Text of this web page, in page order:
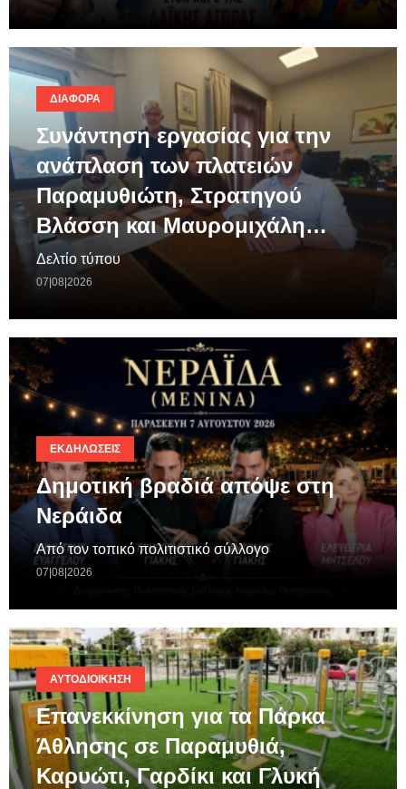
ΔΙΆΦΟΡΑ
Συνάντηση εργασίας για την
ανάπλαση των πλατειών
Παραμυθιώτη, Στρατηγού
Βλάσση και Μαυρομιχάλη…
Δελτίο τύπου
07|08|2026
ΕΚΔΗΛΏΣΕΙΣ
Δημοτική βραδιά απόψε στη
Νεράιδα
Από τον τοπικό πολιτιστικό σύλλογο
07|08|2026
ΑΥΤΟΔΙΟΊΚΗΣΗ
Επανεκκίνηση για τα Πάρκα
Άθλησης σε Παραμυθιά,
Καρυώτι, Γαρδίκι και Γλυκή